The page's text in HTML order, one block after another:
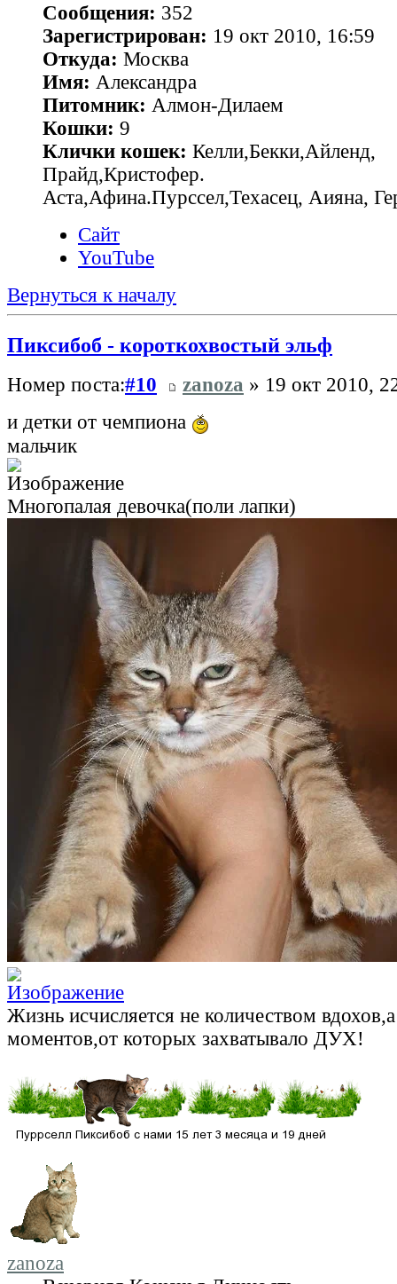
Сообщения: 352
Зарегистрирован: 19 окт 2010, 16:59
Откуда: Москва
Имя: Александра
Питомник: Алмон-Дилаем
Кошки: 9
Клички кошек: Келли,Бекки,Айленд,
Прайд,Кристофер.
Аста,Афина.Пурссел,Техасец, Аияна,
Сайт
YouTube
Вернуться к началу
Пиксибоб - короткохвостый эльф
Номер поста:#10 zanoza » 19 окт 2010,
и детки от чемпиона
мальчик
Многопалая девочка(поли лапки)
Жизнь исчисляется не количеством
моментов,от которых захватывало ДУХ!
zanoza